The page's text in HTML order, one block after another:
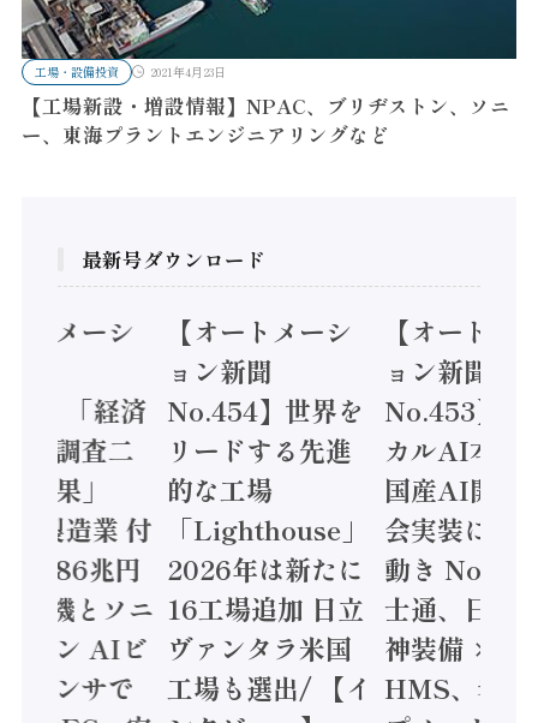
工場・設備投資 2021年4月23日
【工場新設・増設情報】NPAC、ブリヂストン、ソニ
ー、東海プラントエンジニアリングなど
最新号ダウンロード
トメーシ
】「経済
態調査二
結果」
年製造業 付
額86兆円
電機とソニ
コン AIビ
センサで
【オートメーシ
ョン新聞
No.454】世界を
リードする先進
的な工場
「Lighthouse」
2026年は新たに
16工場追加 日立
ヴァンタラ米国
工場も選出/ 【イ
【オートメ
ョン新聞
No.453】フ
カルAI本格
国産AI開発
会実装に活
動き
士通、日立
神装備 ×
HMS、老舗